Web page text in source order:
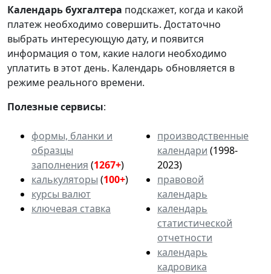
Календарьбухгалтера подскажет, когда и какой
платеж необходимо совершить. Достаточно
выбрать интересующую дату, и появится
информация о том, какие налоги необходимо
уплатить в этот день. Календарь обновляется в
режиме реального времени.
Полезные сервисы:
формы, бланки и
образцы
заполнения (1267+)
калькуляторы (100+)
курсы валют
ключевая ставка
производственные
календари (1998-
2023)
правовой
календарь
календарь
статистической
отчетности
календарь
кадровика